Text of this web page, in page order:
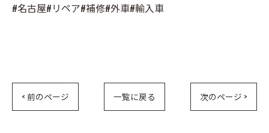
#名古屋#リペア#補修#外車#輸入車
< 前のページ 一覧に戻る 次のページ >